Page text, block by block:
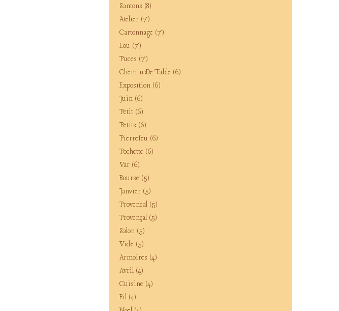
Santons (8)
Atelier (7)
Cartonnage (7)
Lou (7)
Puces (7)
Chemin De Table (6)
Exposition (6)
Juin (6)
Petit (6)
Petits (6)
Pierrefeu (6)
Pochette (6)
Var (6)
Bourse (5)
Janvier (5)
Provencal (5)
Provençal (5)
Salon (5)
Vide (5)
Armoires (4)
Avril (4)
Cuisine (4)
Fil (4)